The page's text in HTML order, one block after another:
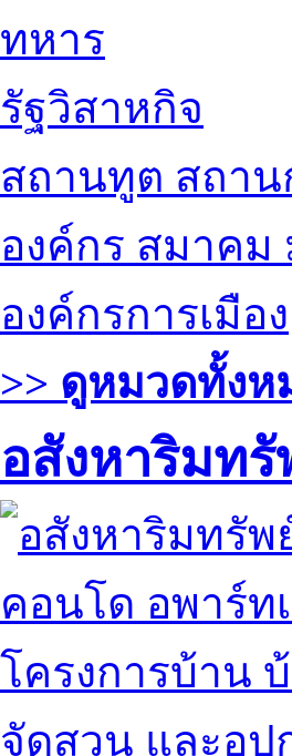
ทหาร
รัฐวิสาหกิจ
สถานทูต สถาน
องค์กร สมาคม
องค์กรการเมือง
>> ดูหมวดทั้งห
อสังหาริมท
คอนโด อพาร์ท
โครงการบ้าน
จัดสวน และอุ